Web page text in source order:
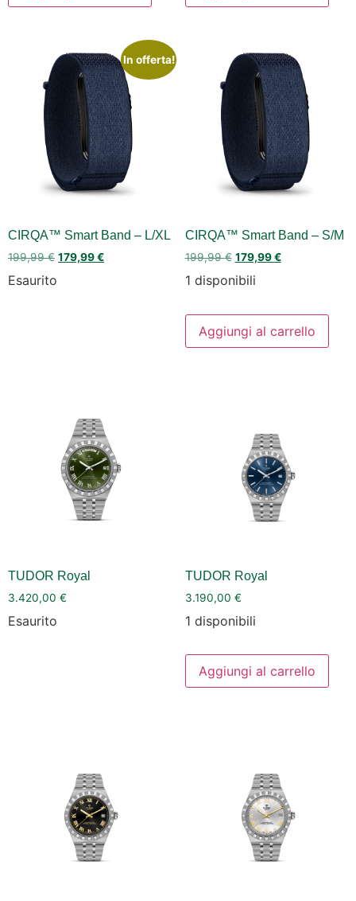
In offerta!
CIRQA™ Smart Band – L/XL
199,99€ 179,99€
Esaurito
CIRQA™ Smart Band – S/M
199,99€ 179,99€
1 disponibili
Aggiungi al carrello
TUDOR Royal
3.420,00 €
Esaurito
TUDOR Royal
3.190,00 €
1 disponibili
Aggiungi al carrello